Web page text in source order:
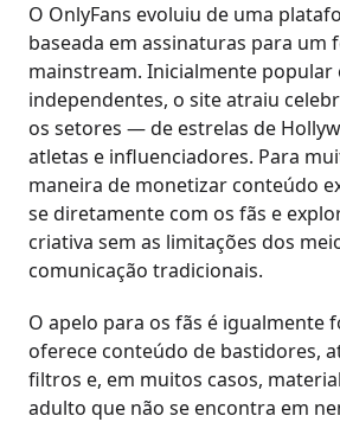
O OnlyFans evoluiu de uma
baseada em assinaturas para um
mainstream. Inicialmente popular
independentes, o site atraiu
os setores — de estrelas de
atletas e influenciadores. Para
maneira de monetizar conteúdo
se diretamente com os fãs e
criativa sem as limitações dos
comunicação tradicionais.
O apelo para os fãs é igualmente
oferece conteúdo de bastidores,
filtros e, em muitos casos,
adulto que não se encontra em